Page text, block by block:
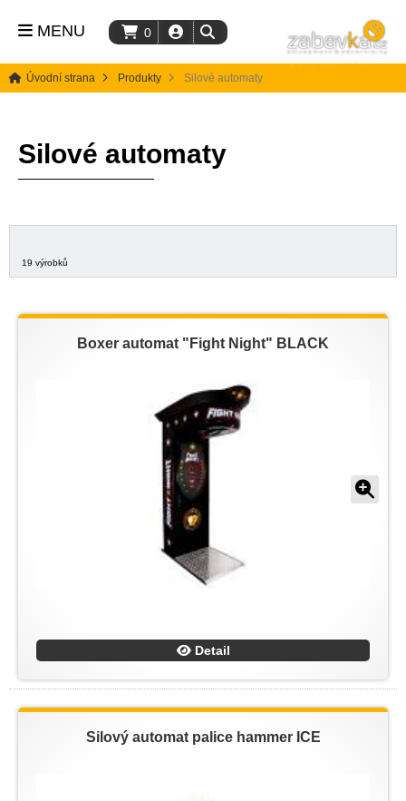
0
MENU
Úvodní strana Produkty Silové automaty
Silové automaty
19 výrobků
Boxer automat "Fight Night" BLACK
Detail
Silový automat palice hammer ICE